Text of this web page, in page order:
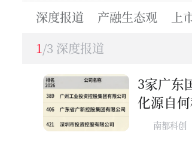
深度报道 产融生态观
上
1/3 深度报道
3家广东
化源自何
南都科创